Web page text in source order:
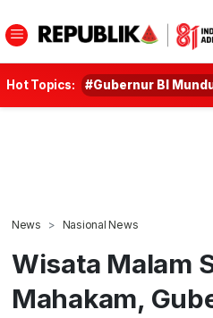
Hot Topics: #Gubernur BI
News Nasional News
Wisata Malam
Mahakam,